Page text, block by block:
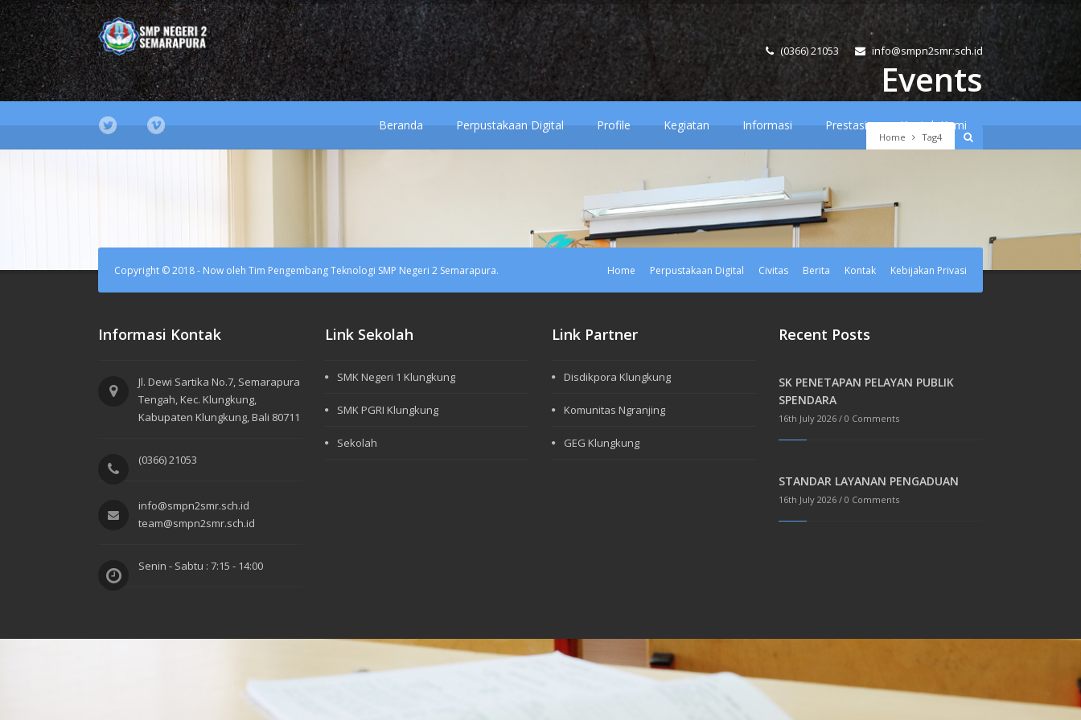
(0366) 21053 info@smpn2smr.sch.id
Beranda Perpustakaan Digital Profile Kegiatan Informasi Prestasi Kontak Kami
Home Tag4
Events
Copyright © 2018 - Now oleh Tim Pengembang Teknologi SMP Negeri 2 Semarapura. Home Perpustakaan Digital Civitas Berita Kontak Kebijakan Privasi
Informasi Kontak
Jl. Dewi Sartika No.7, Semarapura
Tengah, Kec. Klungkung,
Kabupaten Klungkung, Bali 80711
(0366) 21053
info@smpn2smr.sch.id
team@smpn2smr.sch.id
Senin - Sabtu : 7:15 - 14:00
Link Sekolah
SMK Negeri 1 Klungkung
SMK PGRI Klungkung
Sekolah
Link Partner
Disdikpora Klungkung
Komunitas Ngranjing
GEG Klungkung
Recent Posts
SK PENETAPAN PELAYAN PUBLIK
SPENDARA
16th July 2026 /0 Comments
STANDAR LAYANAN PENGADUAN
16th July 2026 /0 Comments